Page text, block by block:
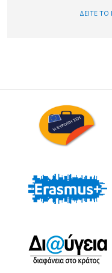
ΔΕΙΤΕ